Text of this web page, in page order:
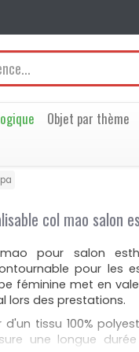
Objet par thème
col mao salon
pour salon
pour les
féminine met en
lors des prestations.
d'un tissu 100%
une longue